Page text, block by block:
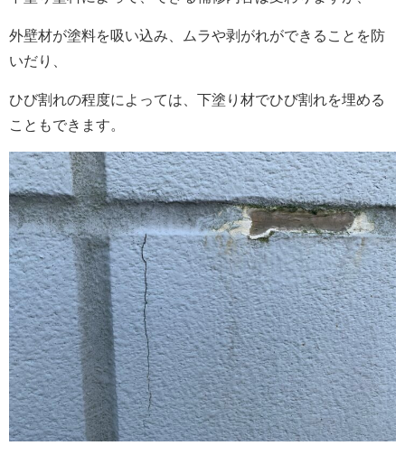
外壁材が塗料を吸い込み、ムラや剥がれができることを防
いだり、
ひび割れの程度によっては、下塗り材でひび割れを埋める
こともできます。